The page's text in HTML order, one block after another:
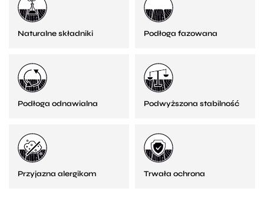
Naturalne składniki Podłoga fazowana
Podłoga odnawialna Podwyższona stabilność
Przyjazna alergikom Trwała ochrona